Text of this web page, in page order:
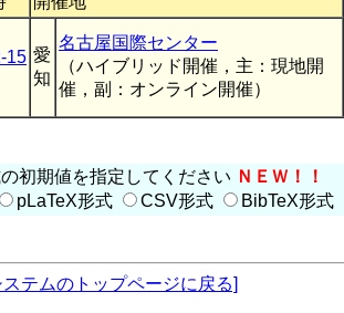
15 愛
知
名古屋国際センター
（ハイブリッド開催，主：現地開
催，副：オンライン開催）
初期値を指定してください ＮＥＷ！！
pLaTeX形式 CSV形式 BibTeX形式
テムのトップページに戻る]